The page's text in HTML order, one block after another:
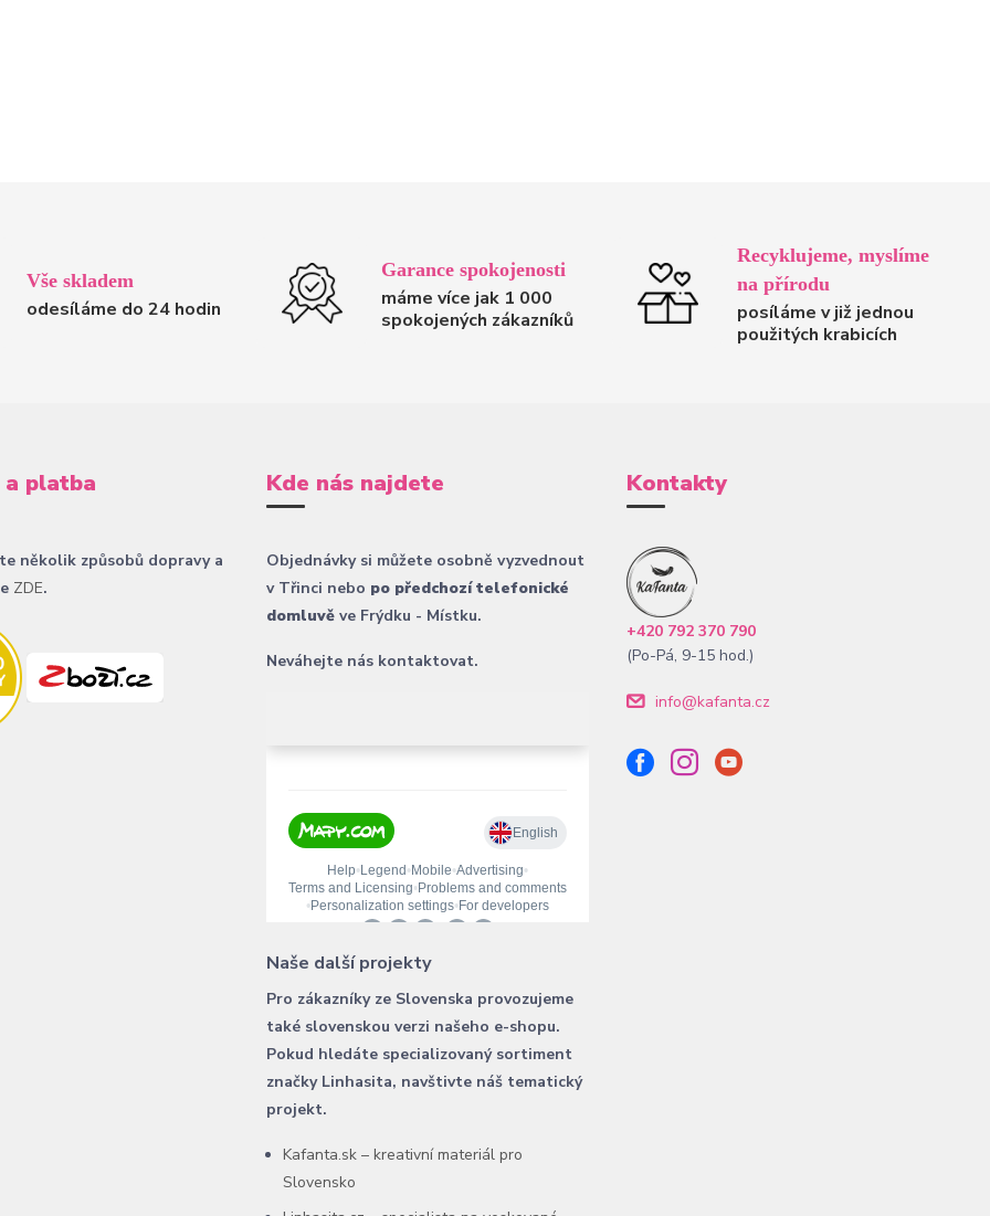
Vše skladem
odesíláme do 24 hodin
Garance spokojenosti
máme více jak 1 000
spokojených zákazníků
Recyklujeme, myslíme
na přírodu
posíláme v již jednou
použitých krabicích
platba
několik způsobů dopravy a
ZDE.
Kde nás najdete
Objednávky si můžete osobně vyzvednout
v Třinci nebo po předchozí telefonické
domluvě ve Frýdku - Místku.
Neváhejte nás kontaktovat.
Naše další projekty
Pro zákazníky ze Slovenska provozujeme
také slovenskou verzi našeho e-shopu.
Pokud hledáte specializovaný sortiment
značky Linhasita, navštivte náš tematický
projekt.
Kafanta.sk – kreativní materiál pro
Slovensko
Kontakty
+420 792 370 790
(Po-Pá, 9-15 hod.)
info@kafanta.cz